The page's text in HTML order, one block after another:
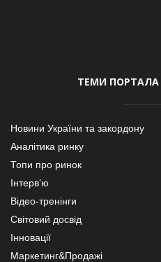
ТЕМИ ПОРТАЛА
Новини України та закордону
Аналітика ринку
Топи про ринок
Інтерв’ю
Відео-тренінги
Світовий досвід
Інновації
Маркетинг&Продажі